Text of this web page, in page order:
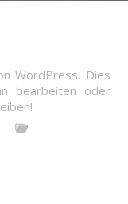
WordPress. Dies
bearbeiten oder